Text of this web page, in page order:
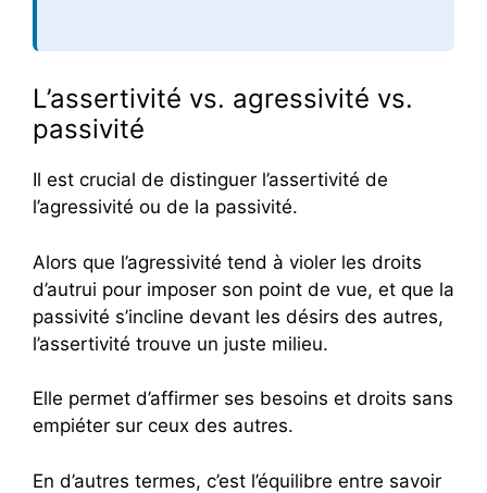
L’assertivité vs. agressivité vs.
passivité
Il est crucial de distinguer l’assertivité de
l’agressivité ou de la passivité.
Alors que l’agressivité tend à violer les droits
d’autrui pour imposer son point de vue, et que la
passivité s’incline devant les désirs des autres,
l’assertivité trouve un juste milieu.
Elle permet d’affirmer ses besoins et droits sans
empiéter sur ceux des autres.
En d’autres termes, c’est l’équilibre entre savoir